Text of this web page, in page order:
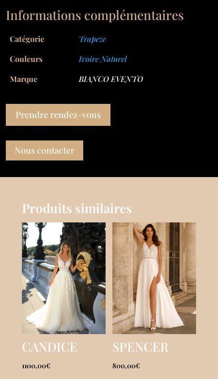
Informations complémentaires
Catégorie
Trapeze
Couleurs
Ivoire Naturel
Marque
BIANCO EVENTO
Prendre rendez-vous
Nous contacter
Produits similaires
CANDICE
1100,00€
SPENCER
800,00€